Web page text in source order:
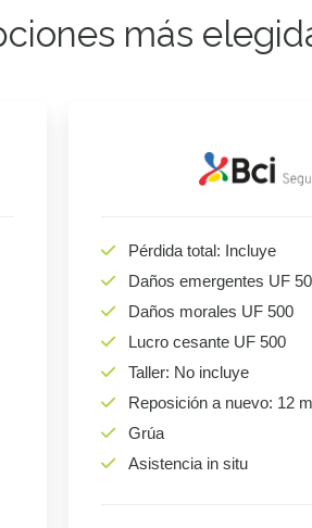
más
Pérdida total: Incluye
Daños emergentes UF
Daños morales UF 500
Lucro cesante UF 500
Taller: No incluye
Reposición a nuevo: 12
Grúa
Asistencia in situ